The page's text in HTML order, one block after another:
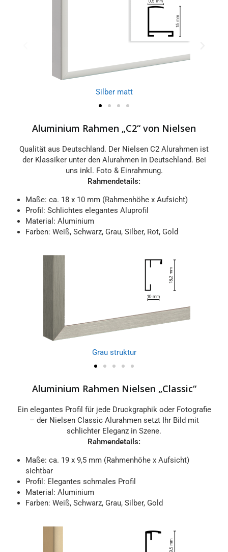
Silber matt
Aluminium Rahmen „C2“ von Nielsen
Qualität aus Deutschland. Der Nielsen C2 Alurahmen ist
der Klassiker unter den Alurahmen in Deutschland. Bei
uns inkl. Foto & Einrahmung.
Rahmendetails:
Maße: ca. 18 x 10 mm (Rahmenhöhe x Aufsicht)
Profil: Schlichtes elegantes Aluprofil
Material: Aluminium
Farben: Weiß, Schwarz, Grau, Silber, Rot, Gold
Grau struktur
Aluminium Rahmen Nielsen „Classic“
Ein elegantes Profil für jede Druckgraphik oder Fotografie
– der Nielsen Classic Alurahmen setzt Ihr Bild mit
schlichter Eleganz in Szene.
Rahmendetails:
Maße: ca. 19 x 9,5 mm (Rahmenhöhe x Aufsicht)
sichtbar
Profil: Elegantes schmales Profil
Material: Aluminium
Farben: Weiß, Schwarz, Grau, Silber, Gold